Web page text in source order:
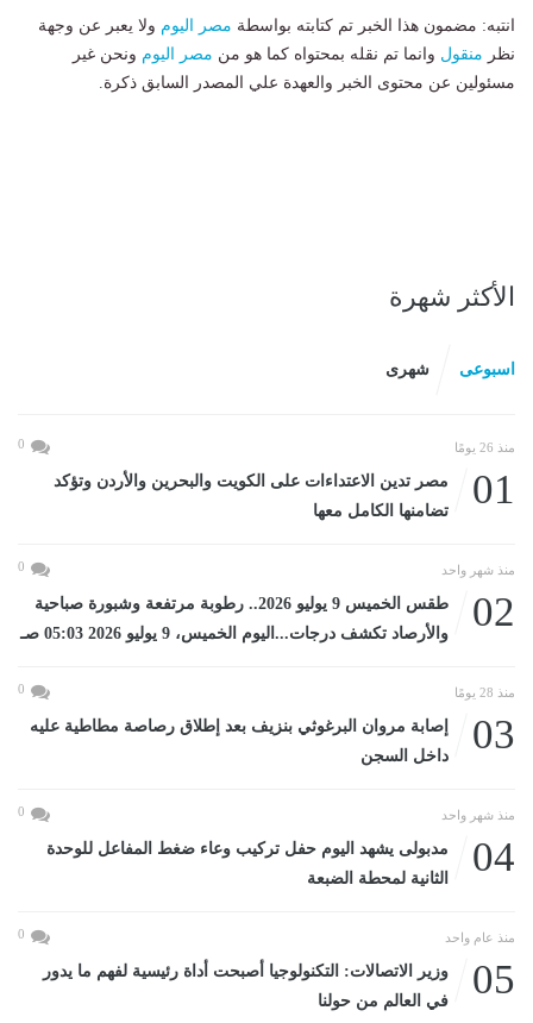
انتبه: مضمون هذا الخبر تم كتابته بواسطة مصر اليوم ولا يعبر عن وجهة
نظر منقول وانما تم نقله بمحتواه كما هو من مصر اليوم ونحن غير
مسئولين عن محتوى الخبر والعهدة علي المصدر السابق ذكرة.
الأكثر شهرة
اسبوعى شهرى
منذ 26 يومًا 0
01
مصر تدين الاعتداءات على الكويت والبحرين والأردن وتؤكد
تضامنها الكامل معها
منذ شهر واحد 0
02
طقس الخميس 9 يوليو 2026.. رطوبة مرتفعة وشبورة صباحية
والأرصاد تكشف درجات...اليوم الخميس، 9 يوليو 2026 05:03 صـ
منذ 28 يومًا 0
03
إصابة مروان البرغوثي بنزيف بعد إطلاق رصاصة مطاطية عليه
داخل السجن
منذ شهر واحد 0
04
مدبولى يشهد اليوم حفل تركيب وعاء ضغط المفاعل للوحدة
الثانية لمحطة الضبعة
منذ عام واحد 0
05
وزير الاتصالات: التكنولوجيا أصبحت أداة رئيسية لفهم ما يدور
في العالم من حولنا